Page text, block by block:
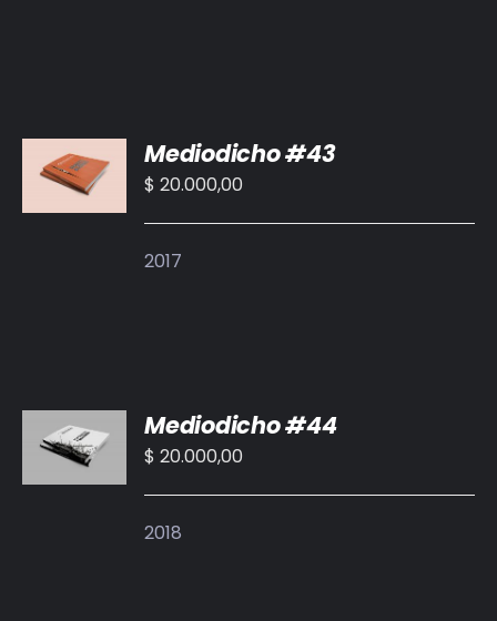
AL
CARRITO
/
Mediodicho #43
$ 20.000,00
2017
AL
CARRITO
/
Mediodicho #44
$ 20.000,00
2018